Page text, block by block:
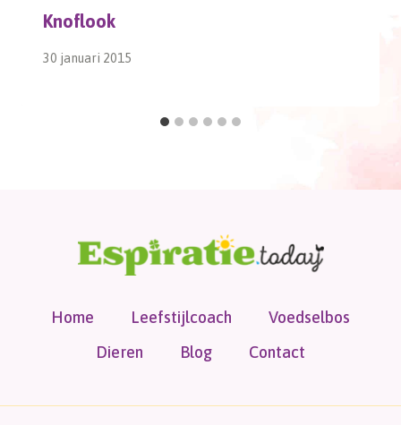
Knoflook
30 januari 2015
Home Leefstijlcoach
Voedselbos
Dieren
Blog Contact